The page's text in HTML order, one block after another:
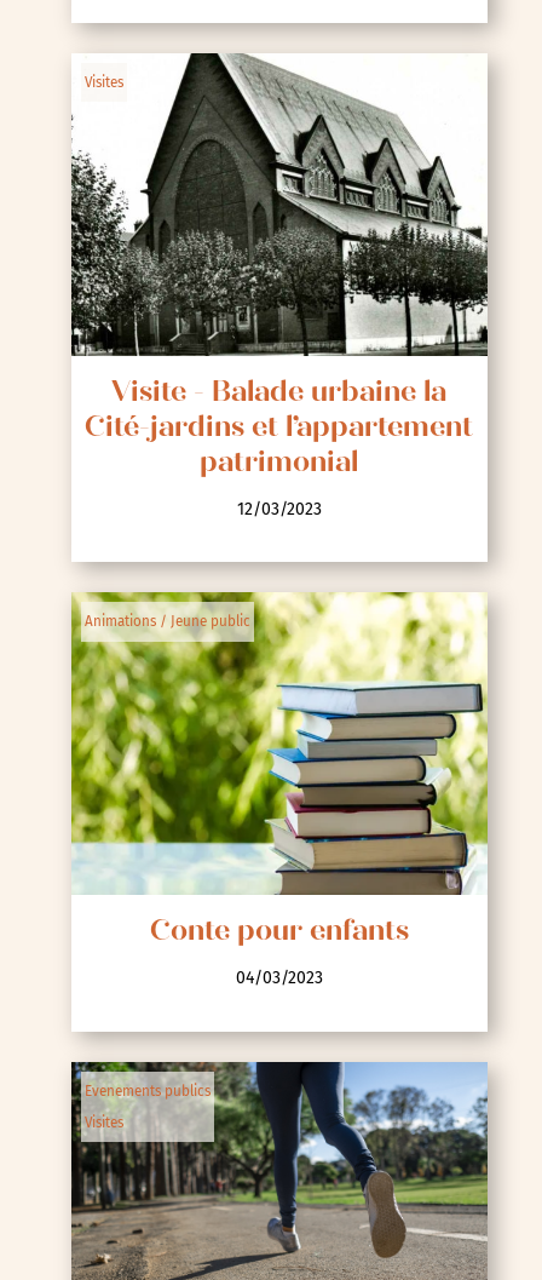
Visites
Visite - Balade urbaine la
Cité-jardins et l’appartement
patrimonial
12/03/2023
Animations / Jeune public
Conte pour enfants
04/03/2023
Evenements publics
Visites